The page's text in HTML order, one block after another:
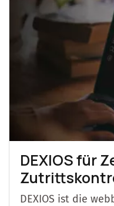
DEXIOS für
DEXIOS ist die